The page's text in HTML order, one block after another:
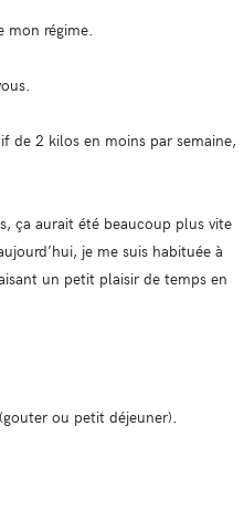
mon régime.
de 2 kilos en moins par semaine,
ça aurait été beaucoup plus vite
je me suis habituée à
un petit plaisir de temps en
ou petit déjeuner).